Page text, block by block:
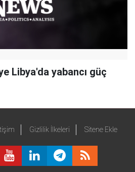
Libya'da yabancı güç
Gizlilik İlkeleri Sitene Ekle